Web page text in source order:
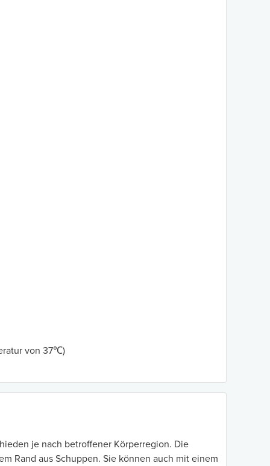
von 37℃)
je nach betroffener Körperregion. Die
Rand aus Schuppen. Sie können auch mit einem